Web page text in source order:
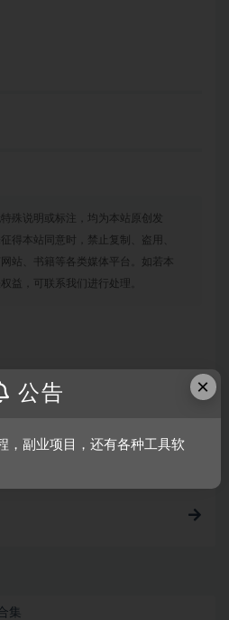
殊说明或标注，均为本站原创发
得本站同意时，禁止复制、盗用、
站、书籍等各类媒体平台。如若本
益，可联系我们进行处理。
黑暗时代：背水一战
集
×
公告
，副业项目，还有各种工具软